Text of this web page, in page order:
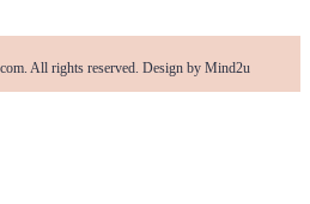
All rights reserved. Design by Mind2u